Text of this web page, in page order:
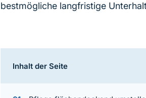
bestmögliche langfristige
Inhalt der Seite